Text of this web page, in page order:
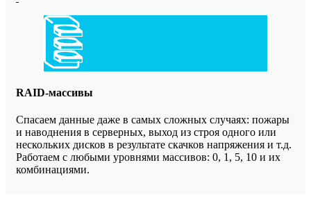
RAID-массивы
Спасаем данные даже в самых сложных случаях: пожары
и наводнения в серверных, выход из строя одного или
нескольких дисков в результате скачков напряжения и т.д.
Работаем с любыми уровнями массивов: 0, 1, 5, 10 и их
комбинациями.